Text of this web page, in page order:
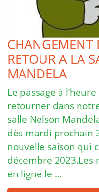
CHANGEMENT
RETOUR A LA
MANDELA
Le passage à
retourner dans
salle Nelson
dès mardi prochain
nouvelle saison qui
décembre
en ligne le …